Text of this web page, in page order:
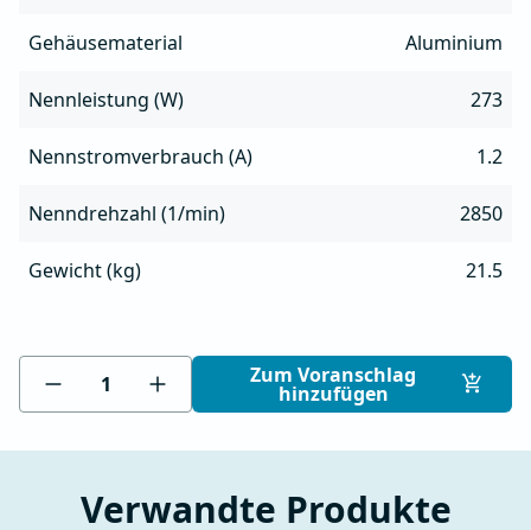
Gehäusematerial Aluminium
Nennleistung (W) 273
Nennstromverbrauch (A) 1.2
Nenndrehzahl (1/min) 2850
Gewicht (kg) 21.5
Zum Voranschlag
hinzufügen
Verwandte Produkte